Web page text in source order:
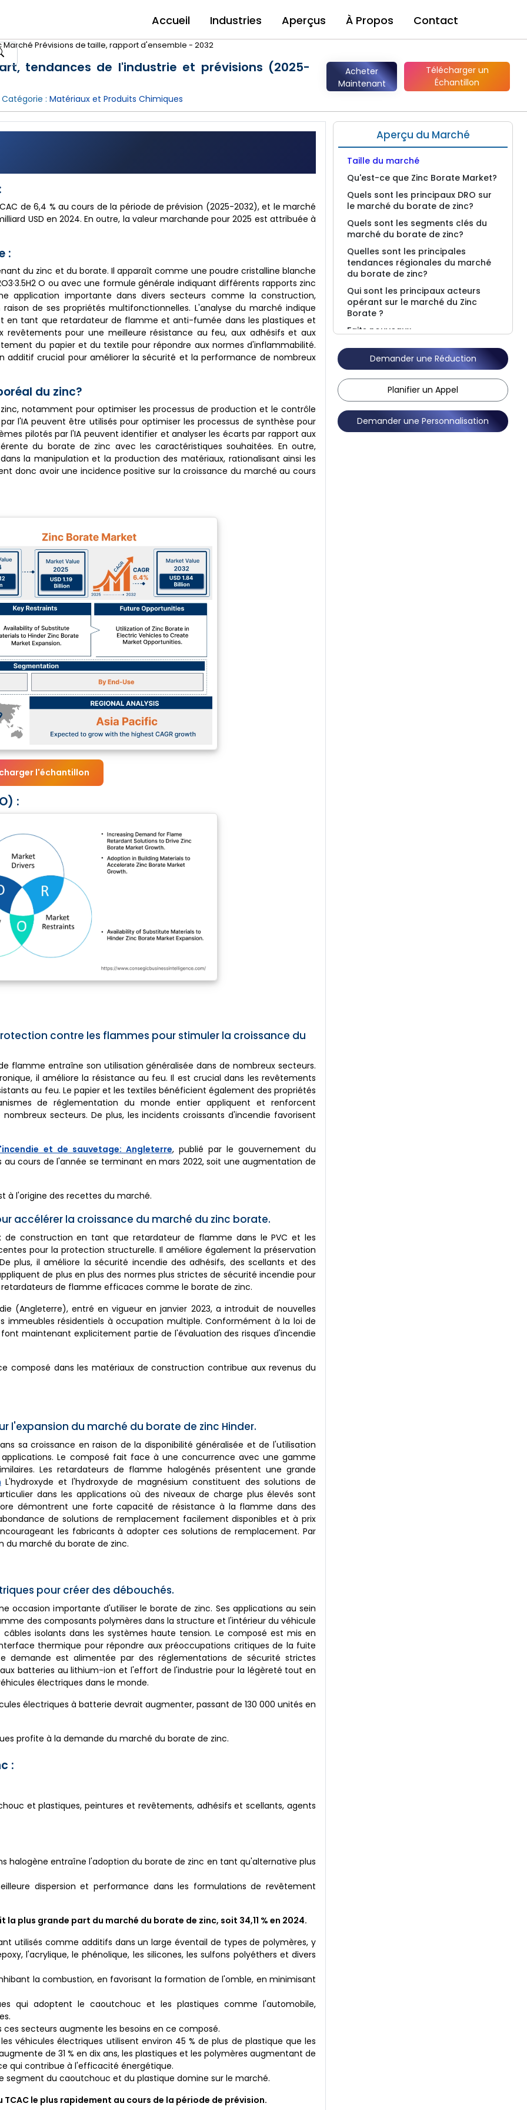
Accueil Industries Aperçus À Propos Contact
Marché Prévisions de taille, rapport d'ensemble - 2032
tendances de l'industrie et prévisions (2025-
: Matériaux et Produits Chimiques
Acheter
Maintenant
Télécharger un
Échantillon
de 6,4 % au cours de la période de prévision (2025-2032), et le marché
USD en 2024. En outre, la valeur marchande pour 2025 est attribuée à
:
du zinc et du borate. Il apparaît comme une poudre cristalline blanche
O ou avec une formule générale indiquant différents rapports zinc
application importante dans divers secteurs comme la construction,
de ses propriétés multifonctionnelles. L'analyse du marché indique
en tant que retardateur de flamme et anti-fumée dans les plastiques et
revêtements pour une meilleure résistance au feu, aux adhésifs et aux
du papier et du textile pour répondre aux normes d'inflammabilité.
crucial pour améliorer la sécurité et la performance de nombreux
du zinc?
notamment pour optimiser les processus de production et le contrôle
l'IA peuvent être utilisés pour optimiser les processus de synthèse pour
pilotés par l'IA peuvent identifier et analyser les écarts par rapport aux
du borate de zinc avec les caractéristiques souhaitées. En outre,
la manipulation et la production des matériaux, rationalisant ainsi les
donc avoir une incidence positive sur la croissance du marché au cours
l'échantillon
:
contre les flammes pour stimuler la croissance du
flamme entraîne son utilisation généralisée dans de nombreux secteurs.
il améliore la résistance au feu. Il est crucial dans les revêtements
au feu. Le papier et les textiles bénéficient également des propriétés
de réglementation du monde entier appliquent et renforcent
secteurs. De plus, les incidents croissants d'incendie favorisent
et de sauvetage: Angleterre, publié par le gouvernement du
au cours de l'année se terminant en mars 2022, soit une augmentation de
à l'origine des recettes du marché.
accélérer la croissance du marché du zinc borate.
construction en tant que retardateur de flamme dans le PVC et les
pour la protection structurelle. Il améliore également la préservation
plus, il améliore la sécurité incendie des adhésifs, des scellants et des
de plus en plus des normes plus strictes de sécurité incendie pour
de flamme efficaces comme le borate de zinc.
(Angleterre), entré en vigueur en janvier 2023, a introduit de nouvelles
immeubles résidentiels à occupation multiple. Conformément à la loi de
maintenant explicitement partie de l'évaluation des risques d'incendie
composé dans les matériaux de construction contribue aux revenus du
du marché du borate de zinc Hinder.
sa croissance en raison de la disponibilité généralisée et de l'utilisation
Le composé fait face à une concurrence avec une gamme
Les retardateurs de flamme halogénés présentent une grande
L'hydroxyde et l'hydroxyde de magnésium constituent des solutions de
dans les applications où des niveaux de charge plus élevés sont
démontrent une forte capacité de résistance à la flamme dans des
de solutions de remplacement facilement disponibles et à prix
les fabricants à adopter ces solutions de remplacement. Par
du marché du borate de zinc.
pour créer des débouchés.
occasion importante d'utiliser le borate de zinc. Ses applications au sein
des composants polymères dans la structure et l'intérieur du véhicule
isolants dans les systèmes haute tension. Le composé est mis en
thermique pour répondre aux préoccupations critiques de la fuite
est alimentée par des réglementations de sécurité strictes
batteries au lithium-ion et l'effort de l'industrie pour la légèreté tout en
électriques dans le monde.
électriques à batterie devrait augmenter, passant de 130 000 unités en
profite à la demande du marché du borate de zinc.
:
et plastiques, peintures et revêtements, adhésifs et scellants, agents
halogène entraîne l'adoption du borate de zinc en tant qu'alternative plus
dispersion et performance dans les formulations de revêtement
plus grande part du marché du borate de zinc, soit 34,11 % en 2024.
utilisés comme additifs dans un large éventail de types de polymères, y
l'acrylique, le phénolique, les silicones, les sulfons polyéthers et divers
la combustion, en favorisant la formation de l'omble, en minimisant
qui adoptent le caoutchouc et les plastiques comme l'automobile,
secteurs augmente les besoins en ce composé.
véhicules électriques utilisent environ 45 % de plus de plastique que les
de 31 % en dix ans, les plastiques et les polymères augmentant de
qui contribue à l'efficacité énergétique.
segment du caoutchouc et du plastique domine sur le marché.
le plus rapidement au cours de la période de prévision.
Aperçu du Marché
Taille du marché
Qu'est-ce que Zinc Borate Market?
Quels sont les principaux DRO sur
le marché du borate de zinc?
Quels sont les segments clés du
marché du borate de zinc?
Quelles sont les principales
tendances régionales du marché
du borate de zinc?
Qui sont les principaux acteurs
opérant sur le marché du Zinc
Borate ?
Faits nouveaux
Perspectives du rapport sur les
marchés
FAQ
Demander une Réduction
Planifier un Appel
Demander une Personnalisation